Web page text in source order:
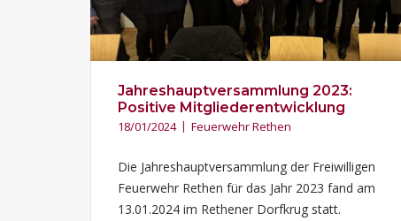
Jahreshauptversammlung 2023:
Positive Mitgliederentwicklung
18/01/2024 Feuerwehr Rethen
Die Jahreshauptversammlung der Freiwilligen
Feuerwehr Rethen für das Jahr 2023 fand am
13.01.2024 im Rethener Dorfkrug statt.